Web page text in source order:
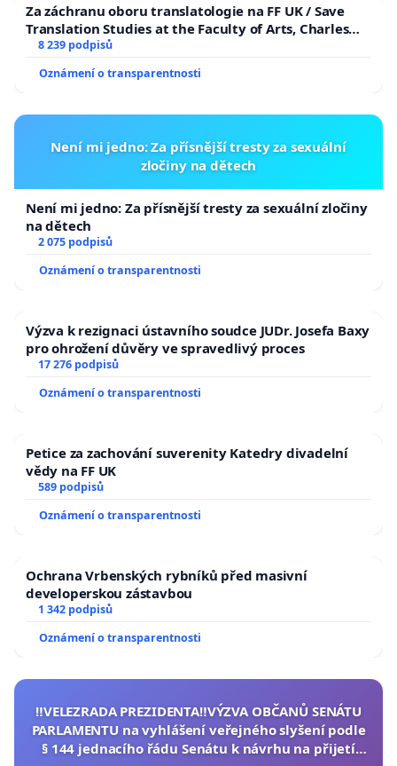
Za záchranu oboru translatologie na FF UK / Save
Translation Studies at the Faculty of Arts, Charles
University
8 239 podpisů
Oznámení o transparentnosti
Není mi jedno: Za přísnější tresty za sexuální
zločiny na dětech
Není mi jedno: Za přísnější tresty za sexuální zločiny
na dětech
2 075 podpisů
Oznámení o transparentnosti
Výzva k rezignaci ústavního soudce JUDr. Josefa Baxy
pro ohrožení důvěry ve spravedlivý proces
17 276 podpisů
Oznámení o transparentnosti
Petice za zachování suverenity Katedry divadelní
vědy na FF UK
589 podpisů
Oznámení o transparentnosti
Ochrana Vrbenských rybníků před masivní
developerskou zástavbou
1 342 podpisů
Oznámení o transparentnosti
‼️VELEZRADA PREZIDENTA‼️VÝZVA OBČANŮ SENÁTU
PARLAMENTU na vyhlášení veřejného slyšení podle
§ 144 jednacího řádu Senátu k návrhu na přijetí